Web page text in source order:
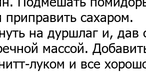
приправить сахаром.
на дуршлаг и, дав
массой.
луком и все